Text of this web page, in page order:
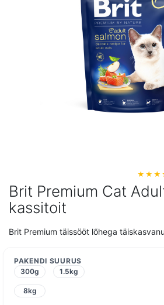
Brit Premium Cat
kassitoit
Brit Premium täissööt lõhega
PAKENDI SUURUS
300g
1.5kg
8kg
pildigalerii
algusesse